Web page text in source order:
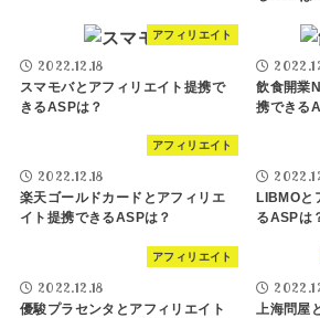
アフィリエイト
2022.12.18
スマモバとアフィリエイト提携で
きるASPは？
飲食開業
携できる
アフィリエイト
2022.12.18
楽天ゴールドカードとアフィリエ
イト提携できるASPは？
LIBMOと
るASPは
アフィリエイト
2022.12.18
優駿プラセンタとアフィリエイト
上海問屋